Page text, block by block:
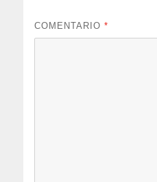
COMENTARIO*